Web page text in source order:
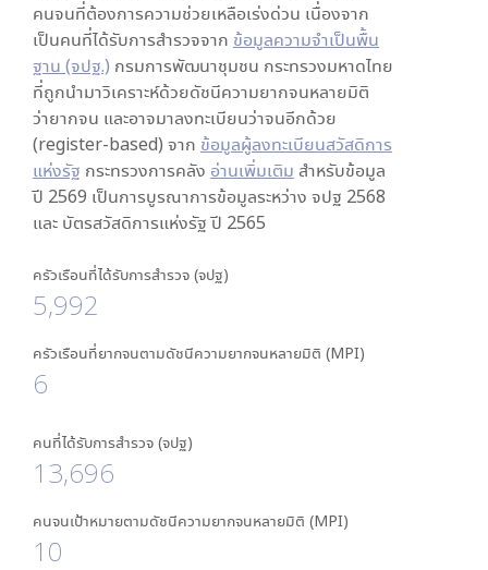
คนจนที่ต้องการความช่วยเหลือเร่งด่วน เนื่องจาก
เป็นคนที่ได้รับการสำรวจจาก ข้อมูลความจำเป็นพื้น
ฐาน (จปฐ.) กรมการพัฒนาชุมชน กระทรวงมหาดไทย
ที่ถูกนำมาวิเคราะห์ด้วยดัชนีความยากจนหลายมิติ
ว่ายากจน และอาจมาลงทะเบียนว่าจนอีกด้วย
(register-based) จาก ข้อมูลผู้ลงทะเบียนสวัสดิการ
แห่งรัฐ กระทรวงการคลัง อ่านเพิ่มเติม สำหรับข้อมูล
ปี 2569 เป็นการบูรณาการข้อมูลระหว่าง จปฐ 2568
และ บัตรสวัสดิการแห่งรัฐ ปี 2565
ครัวเรือนที่ได้รับการสำรวจ (จปฐ)
5,992
ครัวเรือนที่ยากจนตามดัชนีความยากจนหลายมิติ (MPI)
6
คนที่ได้รับการสำรวจ (จปฐ)
13,696
คนจนเป้าหมายตามดัชนีความยากจนหลายมิติ (MPI)
10